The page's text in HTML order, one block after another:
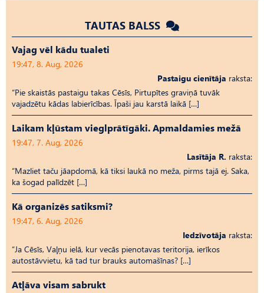
TAUTAS BALSS
Vajag vēl kādu tualeti
19:47, 8. Aug, 2026
Pastaigu cienītāja raksta:
“Pie skaistās pastaigu takas Cēsīs, Pirtupītes graviņā tuvāk
vajadzētu kādas labierīcības. Īpaši jau karstā laikā […]
Laikam kļūstam vieglprātīgāki. Apmaldamies mežā
19:47, 7. Aug, 2026
Lasītāja R. raksta:
“Mazliet taču jāapdomā, kā tiksi laukā no meža, pirms tajā ej. Saka,
ka šogad palīdzēt […]
Kā organizēs satiksmi?
19:47, 6. Aug, 2026
Iedzīvotāja raksta:
“Ja Cēsīs, Vaļņu ielā, kur vecās pienotavas teritorija, ierīkos
autostāvvietu, kā tad tur brauks automašīnas? […]
Atļāva visam sabrukt